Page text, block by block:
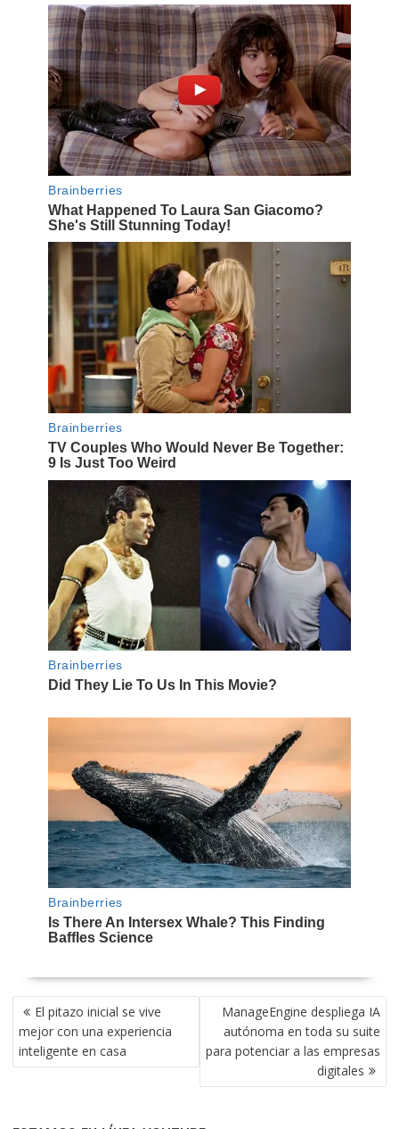
NAVEGACIÓN
DE
ENTRADAS
El pitazo inicial se vive
mejor con una experiencia
inteligente en casa
ManageEngine despliega IA
autónoma en toda su suite
para potenciar a las empresas
digitales